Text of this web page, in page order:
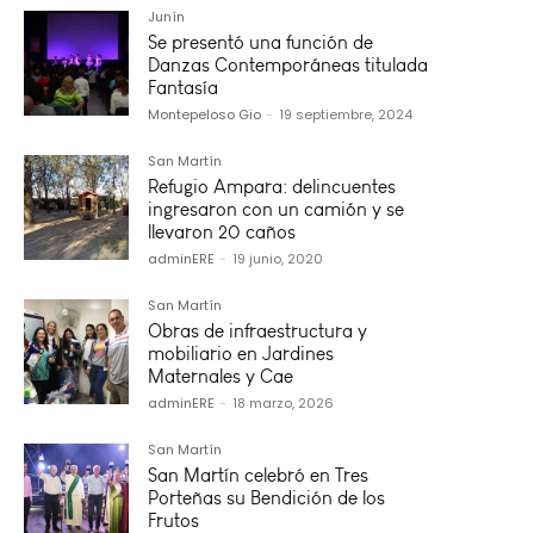
Junín
Se presentó una función de
Danzas Contemporáneas titulada
Fantasía
Montepeloso Gio - 19 septiembre, 2024
San Martín
Refugio Ampara: delincuentes
ingresaron con un camión y se
llevaron 20 caños
adminERE - 19 junio, 2020
San Martín
Obras de infraestructura y
mobiliario en Jardines
Maternales y Cae
adminERE - 18 marzo, 2026
San Martín
San Martín celebró en Tres
Porteñas su Bendición de los
Frutos